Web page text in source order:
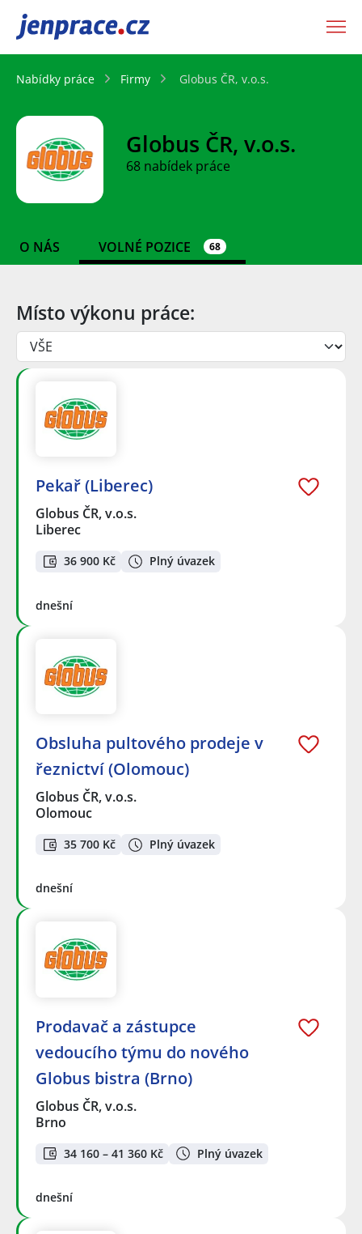
JenPráce.cz
Nabídky práce Firmy Globus ČR, v.o.s.
Globus ČR, v.o.s.
68 nabídek práce
O NÁS VOLNÉ POZICE 68
Místo výkonu práce:
Pekař (Liberec)
Globus ČR, v.o.s.
Liberec
36 900 Kč Plný úvazek
dnešní
Obsluha pultového prodeje v
řeznictví (Olomouc)
Globus ČR, v.o.s.
Olomouc
35 700 Kč Plný úvazek
dnešní
Prodavač a zástupce
vedoucího týmu do nového
Globus bistra (Brno)
Globus ČR, v.o.s.
Brno
34 160 – 41 360 Kč Plný úvazek
dnešní